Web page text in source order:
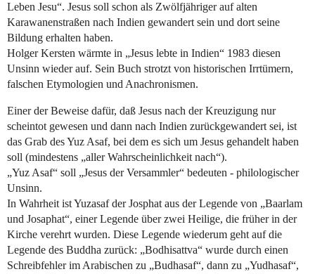
Leben Jesu“. Jesus soll schon als Zwölfjähriger auf alten
Karawanenstraßen nach Indien gewandert sein und dort seine
Bildung erhalten haben.
Holger Kersten wärmte in „Jesus lebte in Indien“ 1983 diesen
Unsinn wieder auf. Sein Buch strotzt von historischen Irrtümern,
falschen Etymologien und Anachronismen.
Einer der Beweise dafür, daß Jesus nach der Kreuzigung nur
scheintot gewesen und dann nach Indien zurückgewandert sei, ist
das Grab des Yuz Asaf, bei dem es sich um Jesus gehandelt haben
soll (mindestens „aller Wahrscheinlichkeit nach“).
„Yuz Asaf“ soll „Jesus der Versammler“ bedeuten - philologischer
Unsinn.
In Wahrheit ist Yuzasaf der Josphat aus der Legende von „Baarlam
und Josaphat“, einer Legende über zwei Heilige, die früher in der
Kirche verehrt wurden. Diese Legende wiederum geht auf die
Legende des Buddha zurück: „Bodhisattva“ wurde durch einen
Schreibfehler im Arabischen zu „Budhasaf“, dann zu „Yudhasaf“,